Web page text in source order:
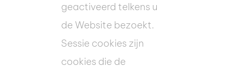
geactiveerd telkens u
de Website bezoekt.
Sessie cookies zijn
cookies die de